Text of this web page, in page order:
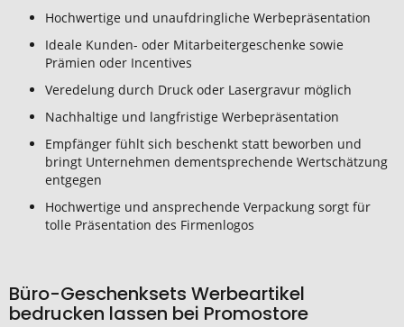
Hochwertige und unaufdringliche Werbepräsentation
Ideale Kunden- oder Mitarbeitergeschenke sowie
Prämien oder Incentives
Veredelung durch Druck oder Lasergravur möglich
Nachhaltige und langfristige Werbepräsentation
Empfänger fühlt sich beschenkt statt beworben und
bringt Unternehmen dementsprechende Wertschätzung
entgegen
Hochwertige und ansprechende Verpackung sorgt für
tolle Präsentation des Firmenlogos
Büro-Geschenksets Werbeartikel
bedrucken lassen bei Promostore